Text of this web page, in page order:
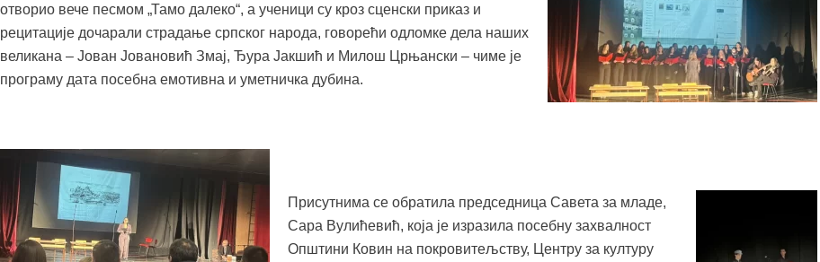
отворио вече песмом „Тамо далеко“, а ученици су кроз сценски приказ и
рецитације дочарали страдање српског народа, говорећи одломке дела наших
великана – Јован Јовановић Змај, Ђура Јакшић и Милош Црњански – чиме је
програму дата посебна емотивна и уметничка дубина.
Присутнима се обратила председница Савета за младе,
Сара Вулићевић, која је изразила посебну захвалност
Општини Ковин на покровитељству, Центру за културу